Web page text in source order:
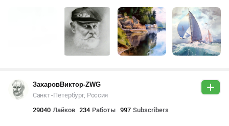
ЗахаровВиктор-ZWG
Санкт-Петербург, Россия
29040 Лайков 234 Работы 997 Subscribers